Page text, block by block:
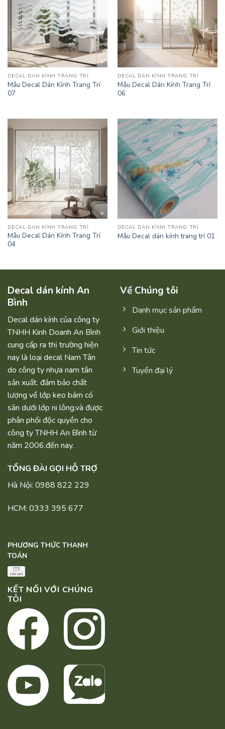
DECAL DÁN KÍNH TRANG TRÍ
Mẫu Decal Dán Kính Trang Trí
07
DECAL DÁN KÍNH TRANG TRÍ
Mẫu Decal Dán Kính Trang Trí
06
DECAL DÁN KÍNH TRANG TRÍ
Mẫu Decal Dán Kính Trang Trí
04
DECAL DÁN KÍNH TRANG TRÍ
Mẫu Decal dán kính trang trí 01
Decal dán kính An
Bình
Decal dán kính của công ty
TNHH Kinh Doanh An Bình
cung cấp ra thị trường hiện
nay là loại decal Nam Tân
do công ty nhựa nam tân
sản xuất. đảm bảo chất
lượng về lớp keo bám có
sãn dưới lớp ni lông.và được
phân phối độc quyền cho
công ty TNHH An Bình từ
năm 2006.đến nay.
TỔNG ĐÀI GỌI HỖ TRỢ
Hà Nội: 0988 822 229
HCM: 0333 395 677
Về Chúng tôi
Danh mục sản phẩm
Giới thiệu
Tin tức
Tuyển đại lý
PHƯƠNG THỨC THANH
TOÁN
KẾT NỐI VỚI CHÚNG
TÔI